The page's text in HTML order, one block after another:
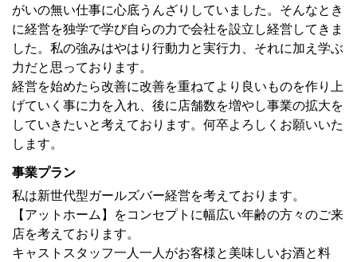
がいの無い仕事に心底うんざりしていました。そんなとき
に経営を独学で学び自らの力で会社を設立し経営してきま
した。私の強みはやはり行動力と実行力、それに加え学ぶ
力だと思っております。
経営を始めたら改善に改善を重ねてより良いものを作り上
げていく事に力を入れ、後に店舗数を増やし事業の拡大を
していきたいと考えております。何卒よろしくお願いいた
します。
事業プラン
私は新世代型ガールズバー経営を考えております。
【アットホーム】をコンセプトに幅広い年齢の方々のご来
店を考えております。
キャストスタッフ一人一人がお客様と美味しいお酒と料